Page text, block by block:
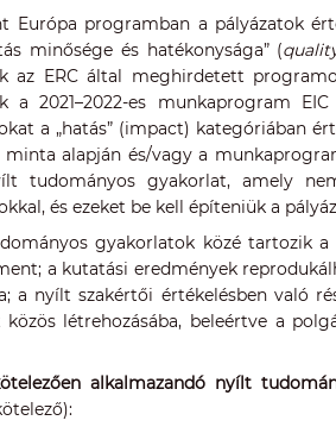
Európa programban a pályázatok
minősége és hatékonysága” (
az ERC által meghirdetett
a 2021–2022-es munkaprogram
a „hatás” (impact) kategóriában
minta alapján és/vagy a
tudományos gyakorlat, amely
és ezeket be kell építeniük a
gyakorlatok közé tartozik
a kutatási eredmények
a nyílt szakértői értékelésben való
létrehozásába, beleértve a
alkalmazandó nyílt